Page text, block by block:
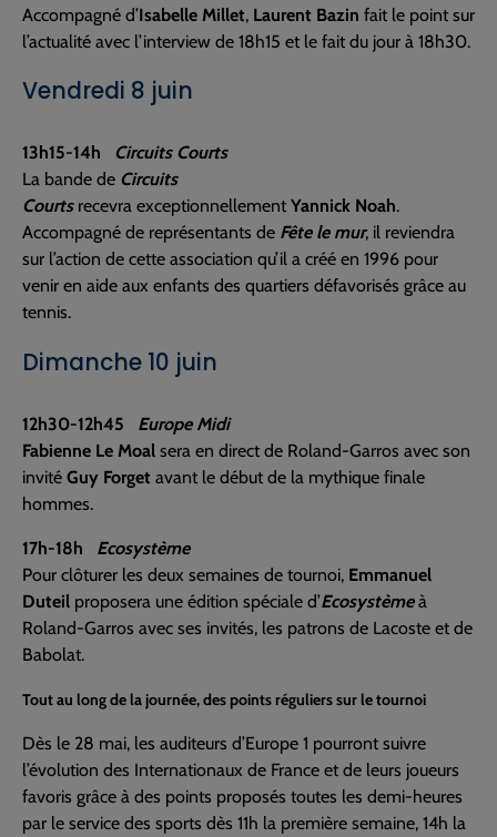
Accompagné d’Isabelle Millet, Laurent Bazin fait le point sur
l’actualité avec l’interview de 18h15 et le fait du jour à 18h30.
Vendredi 8 juin
13h15-14h Circuits Courts
La bande de Circuits
Courtsrecevra exceptionnellement Yannick Noah.
Accompagné de représentants de Fête le mur, il reviendra
sur l’action de cette association qu’il a créé en 1996 pour
venir en aide aux enfants des quartiers défavorisés grâce au
tennis.
Dimanche 10 juin
12h30-12h45 Europe Midi
Fabienne Le Moal sera en direct de Roland-Garros avec son
invité Guy Forget avant le début de la mythique finale
hommes.
17h-18h Ecosystème
Pour clôturer les deux semaines de tournoi, Emmanuel
Duteil proposera une édition spéciale d’Ecosystèmeà
Roland-Garros avec ses invités, les patrons de Lacoste et de
Babolat.
Tout au long de la journée, des points réguliers sur le tournoi
Dès le 28 mai, les auditeurs d’Europe 1 pourront suivre
l’évolution des Internationaux de France et de leurs joueurs
favoris grâce à des points proposés toutes les demi-heures
par le service des sports dès 11h la première semaine, 14h la